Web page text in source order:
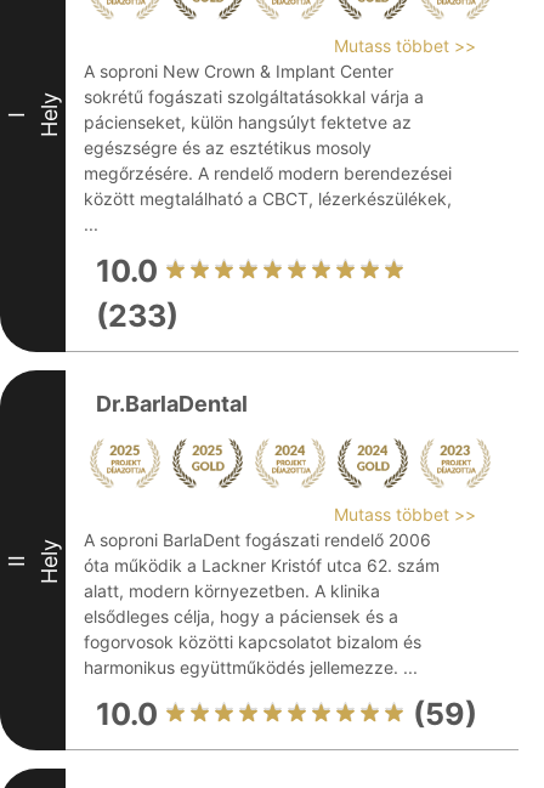
I Hely
Mutass többet >>
A soproni New Crown & Implant Center
sokrétű fogászati szolgáltatásokkal várja a
pácienseket, külön hangsúlyt fektetve az
egészségre és az esztétikus mosoly
megőrzésére. A rendelő modern berendezései
között megtalálható a CBCT, lézerkészülékek,
...
10.0
(233)
II Hely
Dr.BarlaDental
Mutass többet >>
A soproni BarlaDent fogászati rendelő 2006
óta működik a Lackner Kristóf utca 62. szám
alatt, modern környezetben. A klinika
elsődleges célja, hogy a páciensek és a
fogorvosok közötti kapcsolatot bizalom és
harmonikus együttműködés jellemezze. ...
10.0 (59)